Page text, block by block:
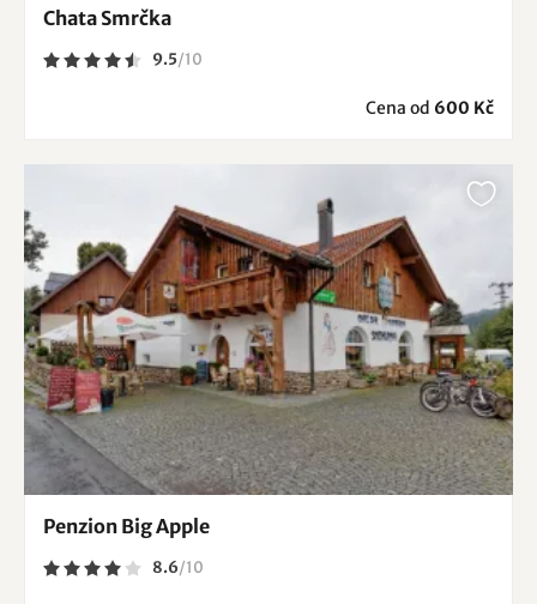
Chata Smrčka
9.5/10
Cena od 600 Kč
Penzion Big Apple
8.6/10